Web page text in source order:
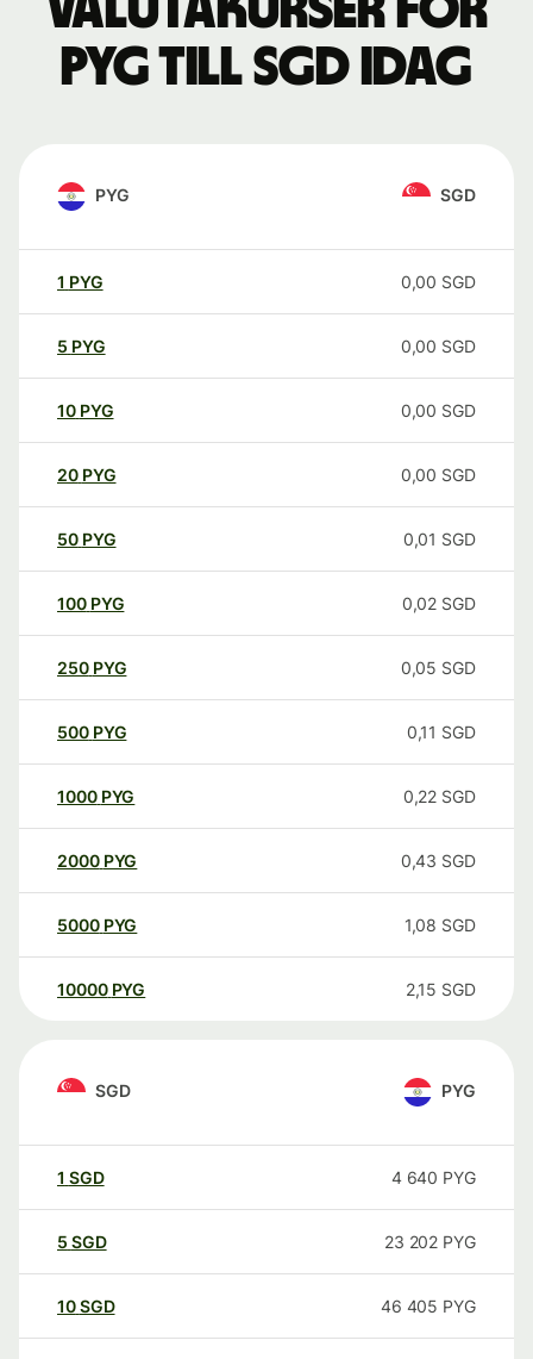
PYG till SGD idag
PYG SGD
1 PYG 0,00 SGD
5 PYG 0,00 SGD
10 PYG 0,00 SGD
20 PYG 0,00 SGD
50 PYG 0,01 SGD
100 PYG 0,02 SGD
250 PYG 0,05 SGD
500 PYG 0,11 SGD
1000 PYG 0,22 SGD
2000 PYG 0,43 SGD
5000 PYG 1,08 SGD
10000 PYG 2,15 SGD
SGD PYG
1 SGD 4 640 PYG
5 SGD 23 202 PYG
10SGD 46 405 PYG